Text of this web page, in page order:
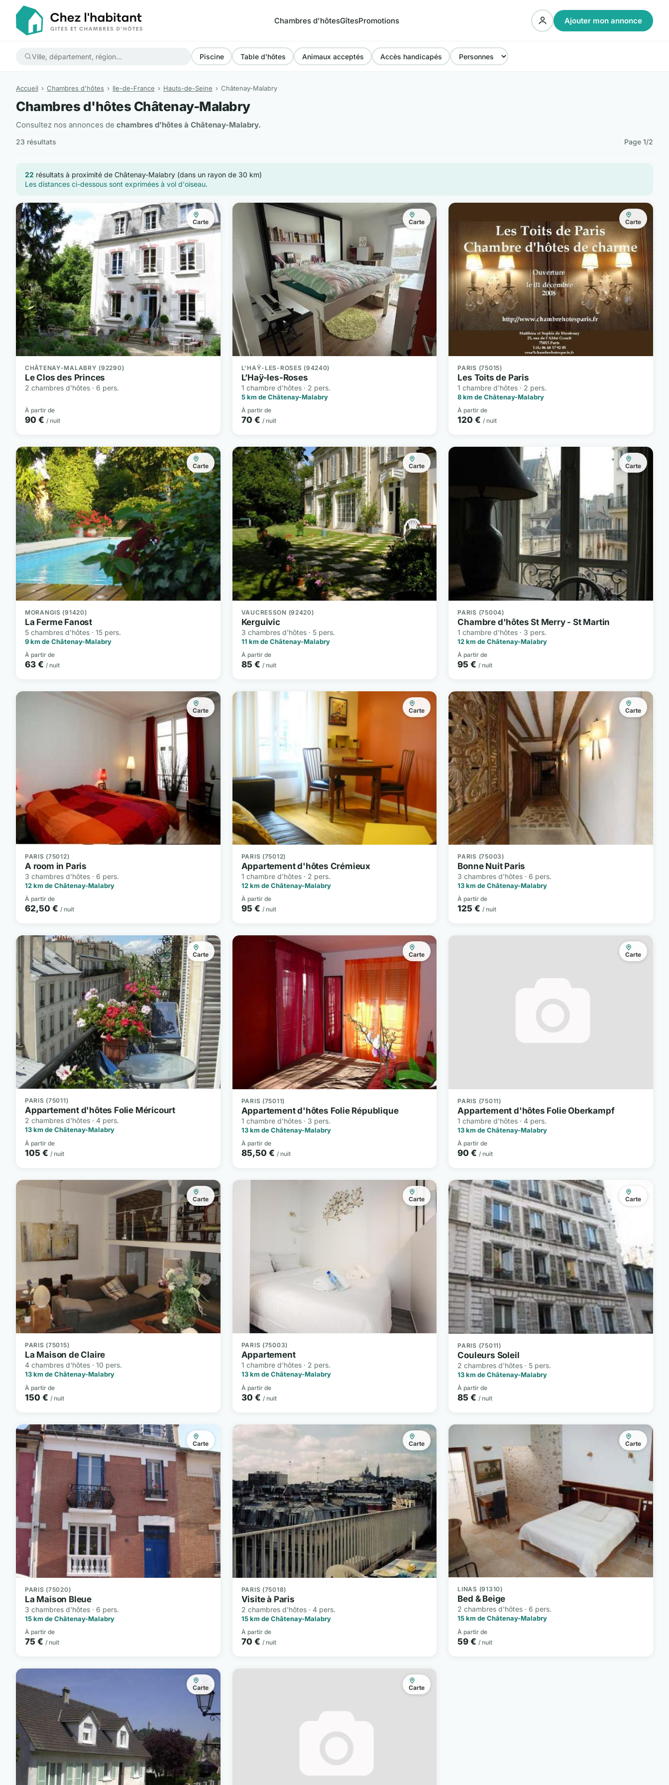
Chambres d'hôtesGîtesPromotions Ajouter mon annonce
Piscine Table d'hôtes Animaux acceptés Accès handicapés
Accueil Chambres d'hôtes Ile-de-France Hauts-de-Seine Châtenay-Malabry
Chambres d'hôtes Châtenay-Malabry
Consultez nos annonces de chambres d'hôtes à Châtenay-Malabry.
23 résultats Page 1/2
22 résultats à proximité de Châtenay-Malabry (dans un rayon de 30 km)
Les distances ci-dessous sont exprimées à vol d'oiseau.
Carte
CHÂTENAY-MALABRY (92290)
Le Clos des Princes
2 chambres d'hôtes · 6 pers.
À partir de
90 € / nuit
Carte
L’HAŸ-LES-ROSES (94240)
L’Haÿ-les-Roses
1 chambre d'hôtes · 2 pers.
5 km de Châtenay-Malabry
À partir de
70 € / nuit
Carte
PARIS (75015)
Les Toits de Paris
1 chambre d'hôtes · 2 pers.
8 km de Châtenay-Malabry
À partir de
120 €/ nuit
Carte
MORANGIS (91420)
La Ferme Fanost
5 chambres d'hôtes · 15 pers.
9 km de Châtenay-Malabry
À partir de
63 € / nuit
Carte
VAUCRESSON (92420)
Kerguivic
3 chambres d'hôtes · 5 pers.
11 km de Châtenay-Malabry
À partir de
85 € / nuit
Carte
PARIS (75004)
Chambre d'hôtes St Merry - St Martin
1 chambre d'hôtes · 3 pers.
12 km de Châtenay-Malabry
À partir de
95 € / nuit
Carte
PARIS (75012)
A room in Paris
3 chambres d'hôtes · 6 pers.
12 km de Châtenay-Malabry
À partir de
62,50 € / nuit
Carte
PARIS (75012)
Appartement d'hôtes Crémieux
1 chambre d'hôtes · 2 pers.
12 km de Châtenay-Malabry
À partir de
95 € / nuit
Carte
PARIS (75003)
Bonne Nuit Paris
3 chambres d'hôtes · 6 pers.
13 km de Châtenay-Malabry
À partir de
125 €/ nuit
Carte
PARIS (75011)
Appartement d'hôtes Folie Méricourt
2 chambres d'hôtes · 4 pers.
13 km de Châtenay-Malabry
À partir de
105 € / nuit
Carte
PARIS (75011)
Appartement d'hôtes Folie République
1 chambre d'hôtes · 3 pers.
13 km de Châtenay-Malabry
À partir de
85,50 € / nuit
Carte
PARIS (75011)
Appartement d'hôtes Folie Oberkampf
1 chambre d'hôtes · 4 pers.
13 km de Châtenay-Malabry
À partir de
90 € / nuit
Carte
PARIS (75015)
La Maison de Claire
4 chambres d'hôtes · 10 pers.
13 km de Châtenay-Malabry
À partir de
150 € / nuit
Carte
PARIS (75003)
Appartement
1 chambre d'hôtes · 2 pers.
13 km de Châtenay-Malabry
À partir de
30 € / nuit
Carte
PARIS (75011)
Couleurs Soleil
2 chambres d'hôtes · 5 pers.
13 km de Châtenay-Malabry
À partir de
85 € / nuit
Carte
PARIS (75020)
La Maison Bleue
3 chambres d'hôtes · 6 pers.
15 km de Châtenay-Malabry
À partir de
75 € / nuit
Carte
PARIS (75018)
Visite à Paris
2 chambres d'hôtes · 4 pers.
15 km de Châtenay-Malabry
À partir de
70 € / nuit
Carte
LINAS (91310)
Bed & Beige
2 chambres d'hôtes · 6 pers.
15 km de Châtenay-Malabry
À partir de
59 €/ nuit
Carte Carte